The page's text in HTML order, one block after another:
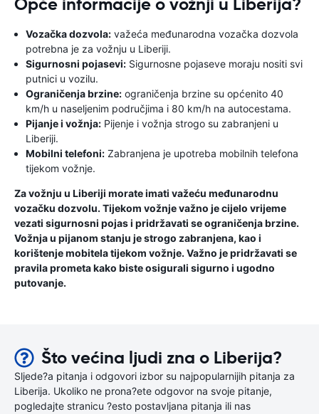
Opće informacije o vožnji u Liberija?
Vozačka dozvola: važeća međunarodna vozačka dozvola
potrebna je za vožnju u Liberiji.
Sigurnosni pojasevi: Sigurnosne pojaseve moraju nositi svi
putnici u vozilu.
Ograničenja brzine: ograničenja brzine su općenito 40
km/h u naseljenim područjima i 80 km/h na autocestama.
Pijanje i vožnja: Pijenje i vožnja strogo su zabranjeni u
Liberiji.
Mobilni telefoni: Zabranjena je upotreba mobilnih telefona
tijekom vožnje.
Za vožnju u Liberiji morate imati važeću međunarodnu
vozačku dozvolu. Tijekom vožnje važno je cijelo vrijeme
vezati sigurnosni pojas i pridržavati se ograničenja brzine.
Vožnja u pijanom stanju je strogo zabranjena, kao i
korištenje mobitela tijekom vožnje. Važno je pridržavati se
pravila prometa kako biste osigurali sigurno i ugodno
putovanje.
Što većina ljudi zna o Liberija?
Sljede?a pitanja i odgovori izbor su najpopularnijih pitanja za
Liberija. Ukoliko ne prona?ete odgovor na svoje pitanje,
pogledajte stranicu ?esto postavljana pitanja ili nas